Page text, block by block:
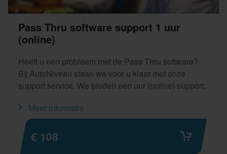
Pass Thru software support 1 uur
(online)
Heeft u een probleem met de Pass Thru software?
Bij AutoNiveau staan we voor u klaar met onze
support service. We bieden een uur (online) support.
Meer informatie
€ 108